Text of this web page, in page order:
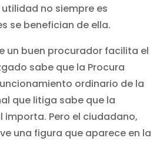
no siempre es
se benefician de ella.
un buen procurador facilita el
sabe que la Procura
ordinario de la
que litiga sabe que la
importa. Pero el ciudadano,
una figura que aparece en la